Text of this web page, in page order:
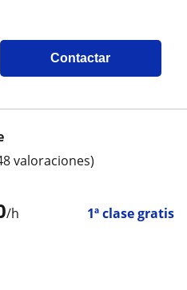
Contactar
/h 1ª clase gratis
valoraciones)